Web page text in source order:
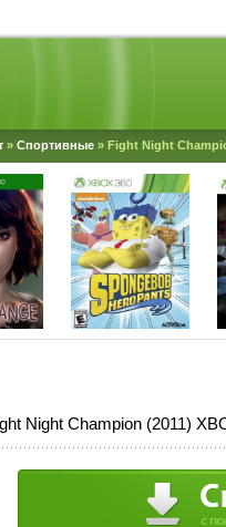
» Спортивные » Fight Night
Night Champion (2011)